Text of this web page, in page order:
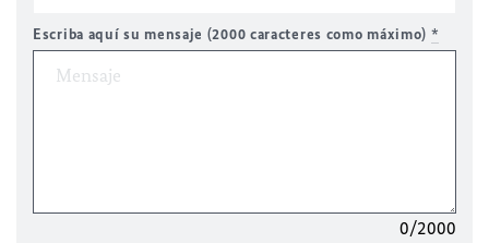
Escriba aquí su mensaje (2000 caracteres como máximo) *
0/2000